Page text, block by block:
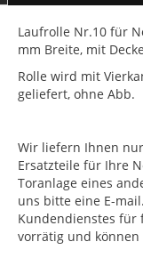
Laufrolle Nr.10 für
mm Breite, mit
Rolle wird mit
geliefert, ohne Abb.
Wir liefern Ihnen
Ersatzteile für Ihre
Toranlage eines
uns bitte eine E-
Kundendienstes für
vorrätig und